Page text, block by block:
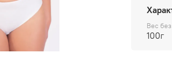
Вес
100г